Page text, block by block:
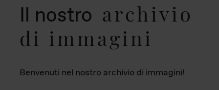
Il nostro archivio
di immagini
Benvenuti nel nostro archivio di immagini!